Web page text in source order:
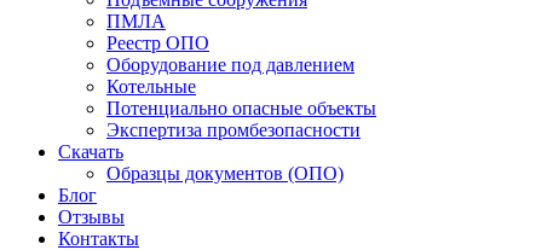
ПМЛА
Реестр ОПО
Оборудование под давлением
Котельные
Потенциально опасные объекты
Экспертиза промбезопасности
Скачать
Образцы документов (ОПО)
Блог
Отзывы
Контакты